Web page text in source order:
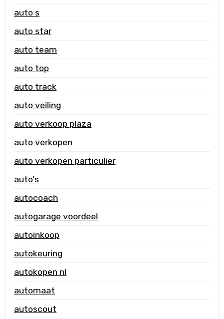
auto s
auto star
auto team
auto top
auto track
auto veiling
auto verkoop plaza
auto verkopen
auto verkopen particulier
auto's
autocoach
autogarage voordeel
autoinkoop
autokeuring
autokopen nl
automaat
autoscout